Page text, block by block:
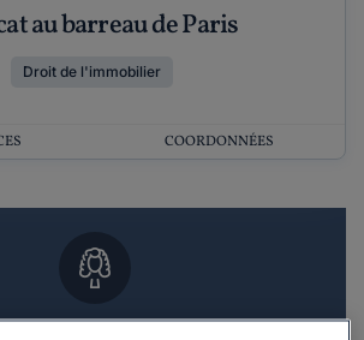
au barreau de Paris
Droit de l'immobilier
COORDONNÉES